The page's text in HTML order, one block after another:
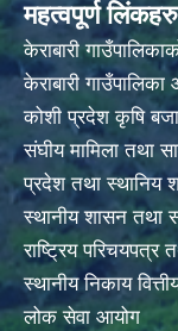
महत्वपूर्ण लिंकहरु
केराबारी
केराबारी
कोशी प्रदेश कृषि
संघीय मामिला तथा
प्रदेश तथा स्थानिय
स्थानीय शासन तथा
राष्ट्रिय परिचयपत्र
स्थानीय निकाय
लोक सेवा आयोग